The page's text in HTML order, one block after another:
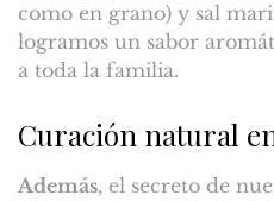
como en grano) y sal
logramos un sabor
a toda la familia.
Curación natural
Además, el secreto de